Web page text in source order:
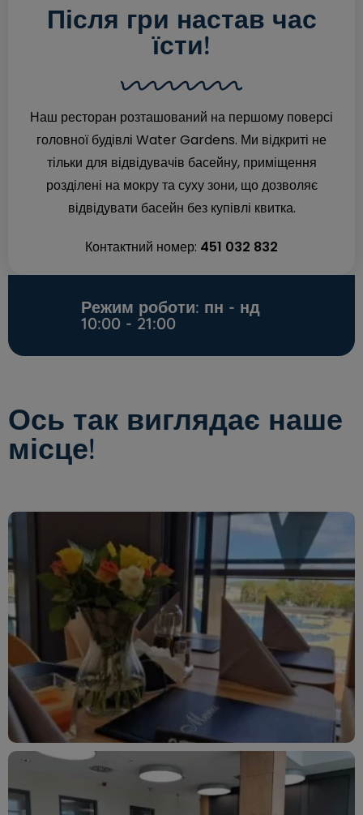
Після гри настав час
їсти!
Наш ресторан розташований на першому поверсі
головної будівлі Water Gardens. Ми відкриті не
тільки для відвідувачів басейну, приміщення
розділені на мокру та суху зони, що дозволяє
відвідувати басейн без купівлі квитка.
Контактний номер: 451 032 832
Режим роботи: пн - нд
10:00 - 21:00
Ось так виглядає наше
місце!